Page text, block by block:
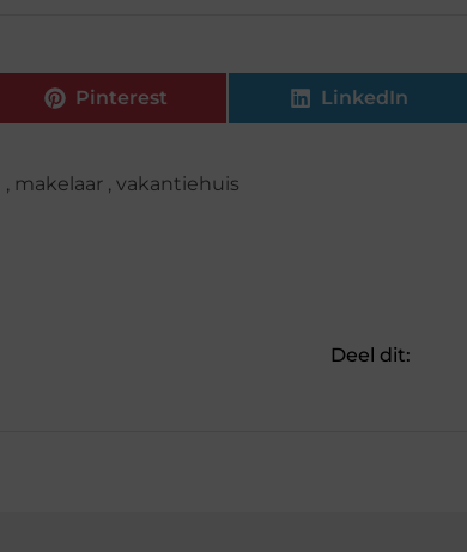
Pinterest LinkedIn
, makelaar, vakantiehuis
Deel dit: